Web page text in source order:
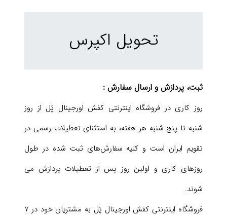
تحویل اکپرس
ثبت، پردازش و ارسال سفارش :
روز کاری در فروشگاه اینترنتی کفش اورجینال پَل از روز
شنبه تا پنج شنبه هر هفته، به استثنای تعطیلات رسمی در
تقویم ایران است و کلیه سفارش‏‌های ثبت شده در طول
روزهای کاری و اولین روز پس از تعطیلات پردازش می
شوند.
فروشگاه اینترنتی کفش اورجینال پَل به مشتریان خود در ۷